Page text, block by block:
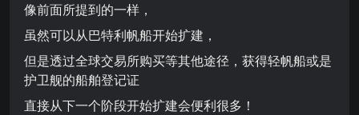
像前面所提到的一样，
虽然可以从巴特利帆船开始扩建，
但是透过全球交易所购买等其他途径，获得轻帆船或是
护卫舰的船舶登记证
直接从下一个阶段开始扩建会便利很多！